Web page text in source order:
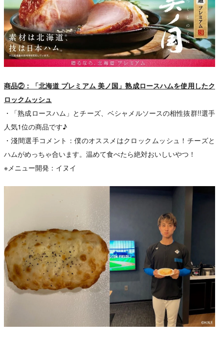
商品②：「北海道 プレミアム 美ノ国」熟成ロースハムを使用したク
ロックムッシュ
・「熟成ロースハム」とチーズ、ベシャメルソースの相性抜群!!選手
人気1位の商品です♪
・淺間選手コメント：僕のオススメはクロックムッシュ！チーズと
ハムがめっちゃ合います。温めて食べたら絶対おいしいやつ！
※メニュー開発：イヌイ